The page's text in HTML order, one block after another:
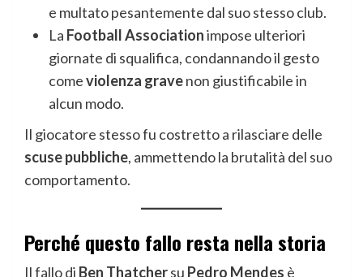
e multato pesantemente dal suo stesso club.
La Football Associationimpose ulteriori
giornate di squalifica, condannando il gesto
comeviolenza gravenon giustificabile in
alcun modo.
Il giocatore stesso fu costretto a rilasciare delle
scuse pubbliche, ammettendo la brutalità del suo
comportamento.
Perché questo fallo resta nella storia
Il fallo di Ben Thatchersu Pedro Mendes è